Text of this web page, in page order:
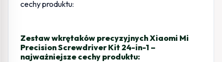
Zestaw wkrętaków precyzyjnych Xiaomi Mi
Precision Screwdriver Kit 24-in-1 –
najważniejsze cechy produktu: